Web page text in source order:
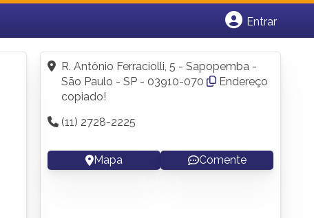
Entrar
Fazer login
Criar conta
R. Antônio Ferraciolli, 5 - Sapopemba -
São Paulo - SP - 03910-070
Endereço
copiado!
(11) 2728-2225
Mapa Comente